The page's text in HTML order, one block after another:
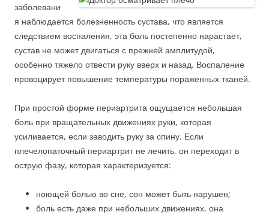
заболевани
я наблюдается болезненность сустава, что является
следствием воспаления, эта боль постепенно нарастает,
сустав не может двигаться с прежней амплитудой,
особенно тяжело отвести руку вверх и назад. Воспаление
провоцирует повышение температуры пораженных тканей.
При простой форме периартрита ощущается небольшая
боль при вращательных движениях руки, которая
усиливается, если заводить руку за спину. Если
плечелопаточный периартрит не лечить, он переходит в
острую фазу, которая характеризуется:
ноющей болью во сне, сон может быть нарушен;
боль есть даже при небольших движениях, она